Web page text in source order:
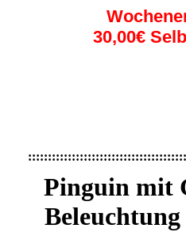
30,00€
Pinguin mit